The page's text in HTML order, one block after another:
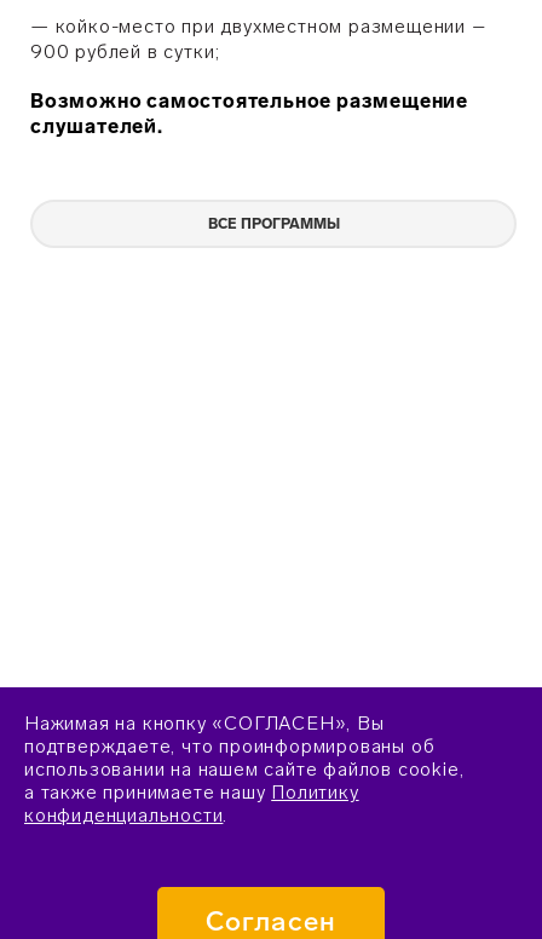
— койко-место при двухместном размещении –
900 рублей в сутки;
Возможно самостоятельное размещение
слушателей.
ВСЕ ПРОГРАММЫ
Нажимая на кнопку «СОГЛАСЕН», Вы
подтверждаете, что проинформированы об
использовании на нашем сайте файлов cookie,
а также принимаете нашу Политику
конфиденциальности.
Согласен